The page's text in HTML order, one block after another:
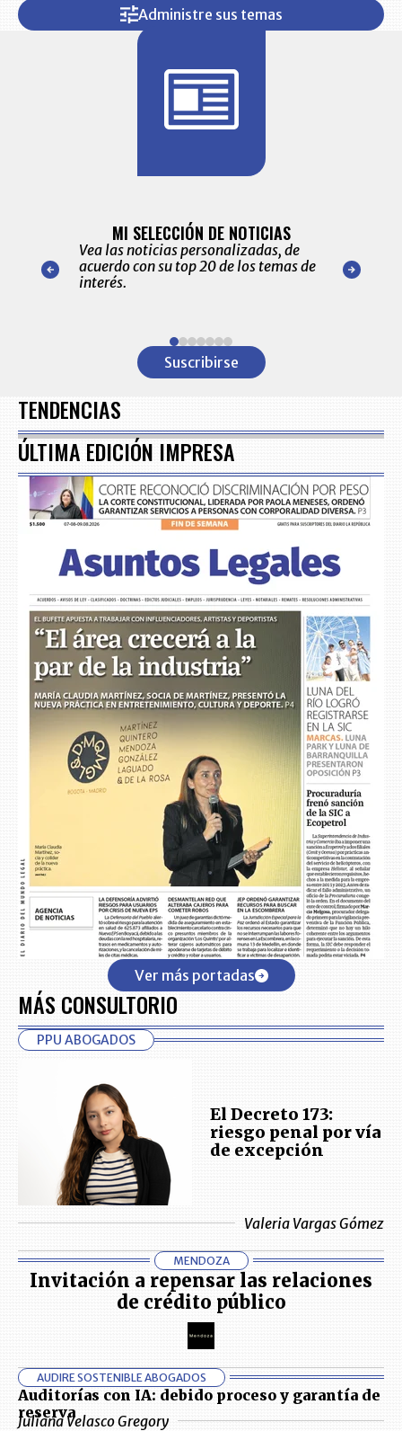
Administre sus temas
nuestro
para
MI SELECCIÓN DE NOTICIAS
Vea las noticias personalizadas, de
acuerdo con su top 20 de los temas de
interés.
de las
Suscribirse
TENDENCIAS
ÚLTIMA EDICIÓN IMPRESA
Ver más portadas
MÁS CONSULTORIO
PPU ABOGADOS
El Decreto 173:
riesgo penal por vía
de excepción
Valeria Vargas Gómez
MENDOZA
Invitación a repensar las relaciones
de crédito público
AUDIRE SOSTENIBLE ABOGADOS
Auditorías con IA: debido proceso y garantía de
reserva
Juliana Velasco Gregory